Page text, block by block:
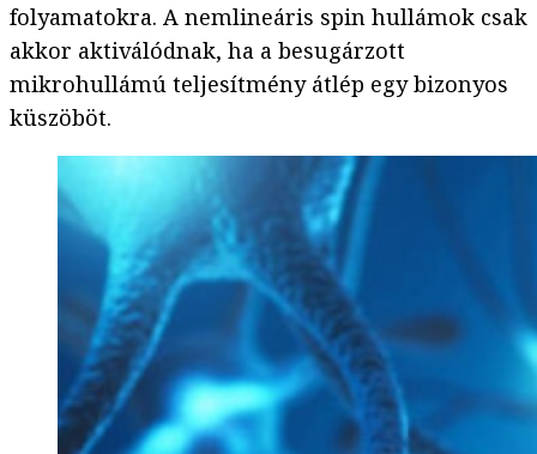
folyamatokra. A nemlineáris spin hullámok csak
akkor aktiválódnak, ha a besugárzott
mikrohullámú teljesítmény átlép egy bizonyos
küszöböt.